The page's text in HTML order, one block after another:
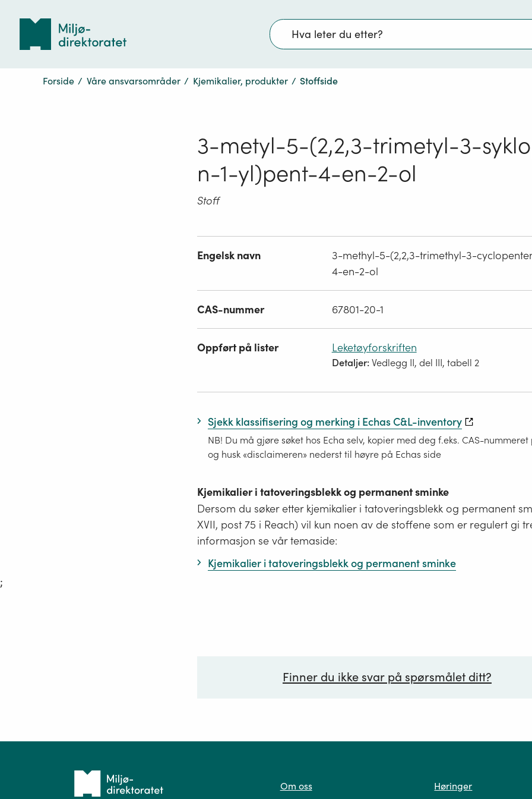
Søk
Forside / Våre ansvarsområder / Kjemikalier, produkter / Stoffside
3-metyl-5-(2,2,3-trimetyl-3-
n-1-yl)pent-4-en-2-ol
Stoff
Engelsk navn
3-methyl-5-(2,2,3-trimethyl-3-
4-en-2-ol
CAS-nummer 67801-20-1
Oppført på lister Leketøyforskriften
Detaljer:Vedlegg II, del III, tabell 2
Sjekk klassifisering og merking i Echas C&L-inventory
NB! Du må gjøre søket hos Echa selv, kopier med deg f.eks. CAS-
og husk «disclaimeren» nederst til høyre på Echas side
Kjemikalier i tatoveringsblekk og permanent sminke
Dersom du søker etter kjemikalier i tatoveringsblekk og permanent
XVII, post 75 i Reach) vil kun noen av de stoffene som er regulert gi
informasjon se vår temaside:
Kjemikalier i tatoveringsblekk og permanent sminke
;
Finner du ikke svar på spørsmålet ditt?
Tilbake
Om oss Høringer